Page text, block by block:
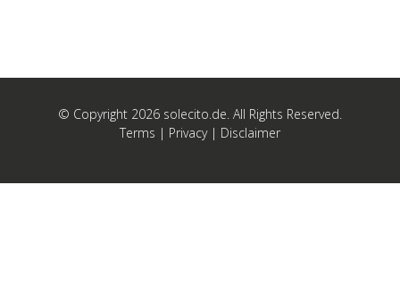
© Copyright 2026 solecito.de. All Rights Reserved.
Terms | Privacy| Disclaimer